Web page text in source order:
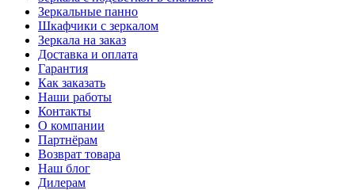
Зеркальные панно
Шкафчики с зеркалом
Зеркала на заказ
Доставка и оплата
Гарантия
Как заказать
Наши работы
Контакты
О компании
Партнёрам
Возврат товара
Наш блог
Дилерам